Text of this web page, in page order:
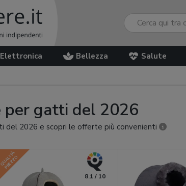
Elettronica Bellezza Salute
per gatti del 2026
del 2026 e scopri le offerte più convenienti
QUALITÀ
PREZZO
8.1 / 10